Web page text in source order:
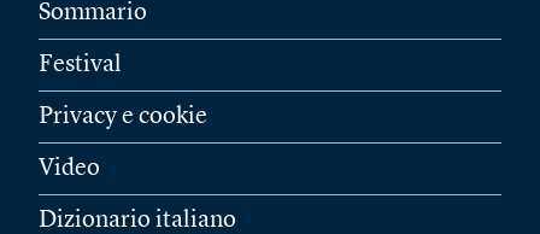
Sommario
Festival
Privacy e cookie
Video
Dizionario italiano